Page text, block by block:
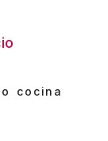
cocina